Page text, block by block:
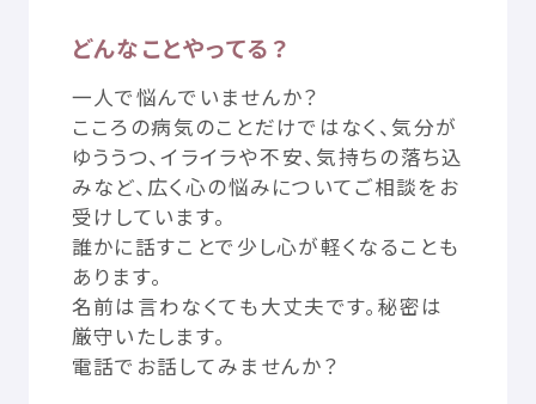
つかいかた
気持ちをはきだす サイト内検索
気に入り お知 らせ
利用規約
プライバシーポリシー
どんなことやってる？
一人で悩んでいませんか？
こころの病気のことだけではなく、 気分が
ゆううつ、イライラや不安、 気持ちの落ち込
みなど、 広く心の悩みについてご相談をお
受けしています。
誰かに話すことで 少 し心が軽くなることも
あります。
名前は言わなくても大丈夫です。 秘密は
厳守いたします。
電話でお話 してみませんか？